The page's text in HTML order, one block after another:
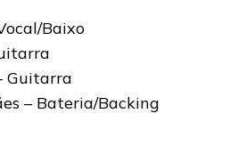
Baixo
Guitarra
– Bateria/Backing